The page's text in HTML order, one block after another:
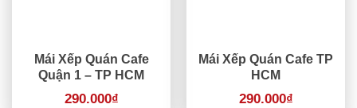
Mái Xếp Quán Cafe
Quận 1 – TP HCM
290.000₫
Mái Xếp Quán Cafe TP
HCM
290.000₫